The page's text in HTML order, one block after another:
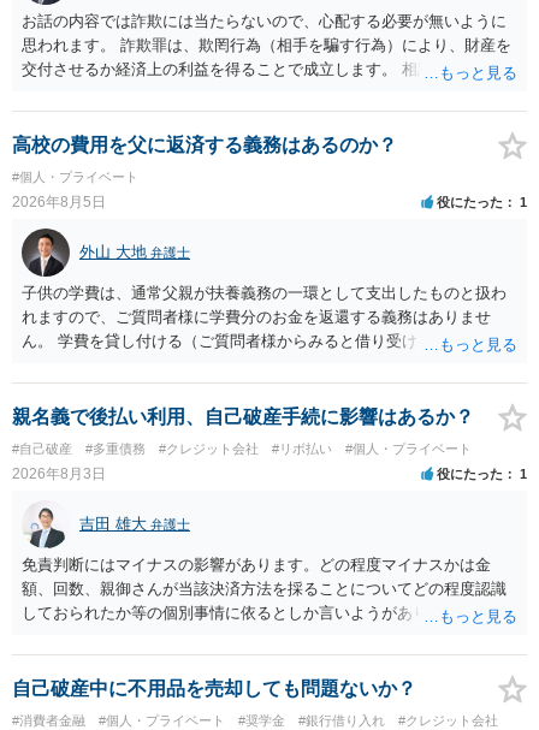
お話の内容では詐欺には当たらないので、心配する必要が無いように
思われます。 詐欺罪は、欺罔行為（相手を騙す行為）により、財産を
交付させるか経済上の利益を得ることで成立します。 相談者さんは、
ので、詐欺罪の実行行為性が無く罪に問うことはできません。 おそら
く、相手が真実を話せば警察も取り合わないと思いますが、虚偽の内
容を述べた場合は、捜査はあるかもしれません。 ただし、捜査におい
て、真実を説明すれば、「ちゃんと返しなさいよ」程度の注意で済む
ことだと思われます。 また、返せるお金が無いのであれば、返せない
のは致し方ありません。真摯に分割して支払うことを相手に告げてい
くのみでしょう。 以上、ご参考まで。
高校の費用を父に返済する義務はあるのか？
#個人・プライベート
2026年8月5日 役にたった 1
外山 大地 弁護士
子供の学費は、通常父親が扶養義務の一環として支出したものと扱わ
れますので、ご質問者様に学費分のお金を返還する義務はありませ
ん。 学費を貸し付ける（ご質問者様からみると借り受ける）といった
ょう。
親名義で後払い利用、自己破産手続に影響はあるか？
#自己破産 #多重債務 #クレジット会社 #リボ払い #個人・プライベート
2026年8月3日 役にたった 1
吉田 雄大 弁護士
免責判断にはマイナスの影響があります。どの程度マイナスかは金
額、回数、親御さんが当該決済方法を採ることについてどの程度認識
しておられたか等の個別事情に依るとしか言いようがありません。 と
なって相談し、善後策を考えることをお勧めします。
自己破産中に不用品を売却しても問題ないか？
#消費者金融 #個人・プライベート #奨学金 #銀行借り入れ
#クレジット会社